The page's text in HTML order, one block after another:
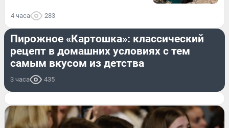
4 часа 283
Пирожное «Картошка»: классический
рецепт в домашних условиях с тем
самым вкусом из детства
3 часа 435